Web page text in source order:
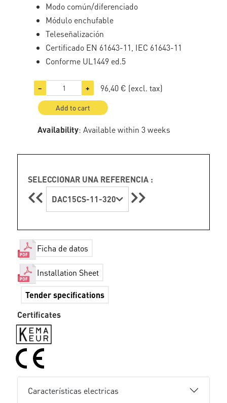
Modo común/diferenciado
Módulo enchufable
Teleseñalización
Certificado EN 61643-11, IEC 61643-11
Conforme UL1449 ed.5
− + 96,40 € (excl. tax)
Add to cart
Availability: Available within 3 weeks
SELECCIONAR UNA REFERENCIA :
DAC15CS-11-320
Ficha de datos
Installation Sheet
Tender specifications
Certificates
Características electricas